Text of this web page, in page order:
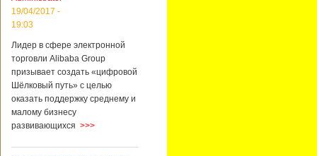
19/04/2017 -
19:03
Лидер в сфере электронной
торговли Alibaba Group
призывает создать «цифровой
Шёлковый путь» с целью
оказать поддержку среднему и
малому бизнесу
развивающихся >>>